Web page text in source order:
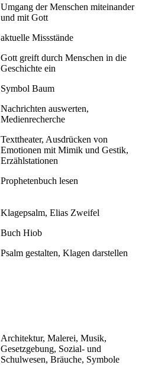
Umgang der Menschen miteinander
und mit Gott
aktuelle Missstände
Gott greift durch Menschen in die
Geschichte ein
Symbol Baum
Nachrichten auswerten,
Medienrecherche
Texttheater, Ausdrücken von
Emotionen mit Mimik und Gestik,
Erzählstationen
Prophetenbuch lesen
Klagepsalm, Elias Zweifel
Buch Hiob
Psalm gestalten, Klagen darstellen
Architektur, Malerei, Musik,
Gesetzgebung, Sozial- und
Schulwesen, Bräuche, Symbole